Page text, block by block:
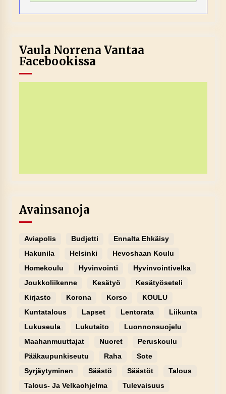
Vaula Norrena Vantaa
Facebookissa
Avainsanoja
Aviapolis Budjetti
Ennalta Ehkäisy
Hakunila
Helsinki
Hevoshaan Koulu
Homekoulu
Hyvinvointi
Hyvinvointivelka
Joukkoliikenne
Kesätyö
Kesätyöseteli
Kirjasto
Korona Korso
KOULU
Kuntatalous
Lapset Lentorata
Liikunta
Lukuseula
Lukutaito
Luonnonsuojelu
Maahanmuuttajat
Nuoret
Peruskoulu
Pääkaupunkiseutu
Raha
Sote
Syrjäytyminen
Säästö Säästöt
Talous
Talous- Ja Velkaohjelma
Tulevaisuus